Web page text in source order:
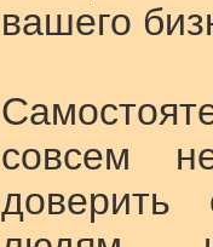
вашего
совсем
доверить